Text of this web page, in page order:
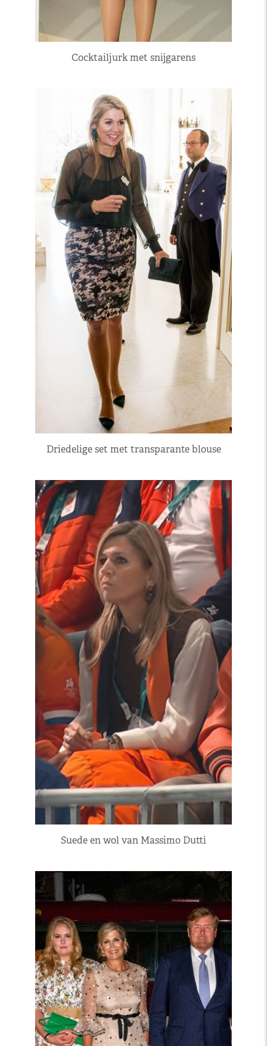
Cocktailjurk met snijgarens
Driedelige set met transparante blouse
Suede en wol van Massimo Dutti